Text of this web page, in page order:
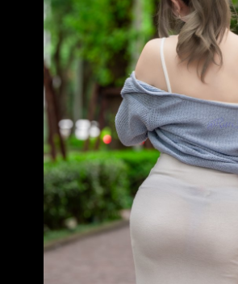
30 4.1月1日累計至本期止營
元):1,247,946 5.1月1日累計
(毛損) (仟元):213,638 6.1月1
業利益(損失) (仟元):45,